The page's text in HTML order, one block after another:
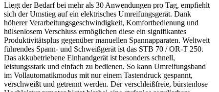
Liegt der Bedarf bei mehr als 30 Anwendungen pro Tag, empfiehlt
sich der Umstieg auf ein elektrisches Umreifungsgerät. Dank
höherer Verarbeitungsgeschwindigkeit, Komfortbedienung und
hülsenlosem Verschluss ermöglichen diese ein signifikantes
Produktivitätsplus gegenüber manuellen Spannapparaten. Weltweit
führendes Spann- und Schweißgerät ist das STB 70 / OR-T 250.
Das akkubetriebene Einhandgerät ist besonders schnell,
leistungsstark und einfach zu bedienen. So kann Umreifungsband
im Vollautomatikmodus mit nur einem Tastendruck gespannt,
verschweißt und getrennt werden. Der verschleißfreie, bürstenlose